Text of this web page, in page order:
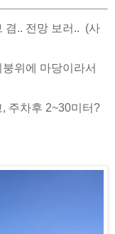
겸.. 전망 보러.. (사
위에 마당이라서
주차후 2~30미터?